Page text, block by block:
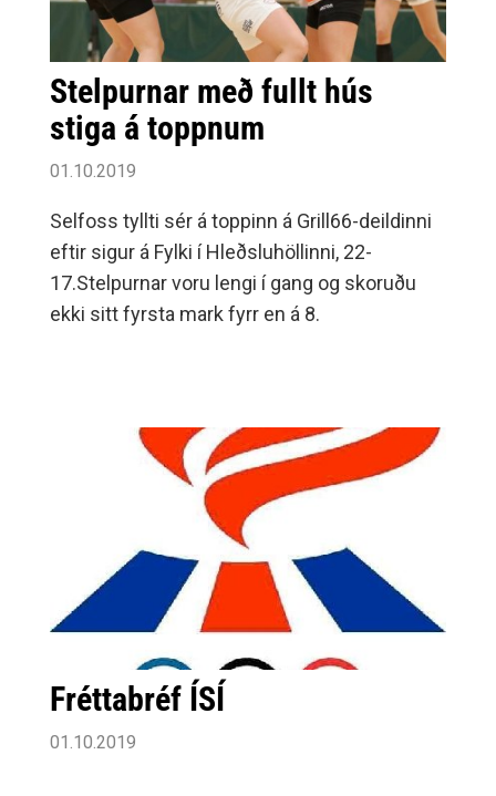
Stelpurnar með fullt hús
stiga á toppnum
01.10.2019
Selfoss tyllti sér á toppinn á Grill66-deildinni
eftir sigur á Fylki í Hleðsluhöllinni, 22-
17.Stelpurnar voru lengi í gang og skoruðu
ekki sitt fyrsta mark fyrr en á 8.
Fréttabréf ÍSÍ
01.10.2019